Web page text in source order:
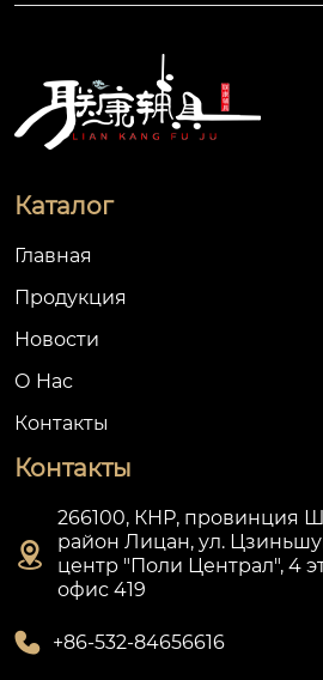
Каталог
Главная
Продукция
Новости
О Hас
Контакты
Контакты

266100, КНР, провинция
район Лицан, ул.
центр "Поли Централ", 4
офис 419
 +86-532-84656616